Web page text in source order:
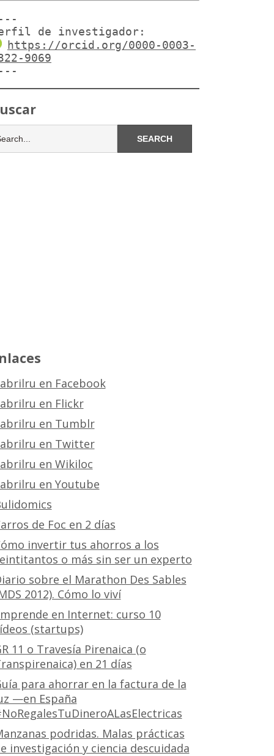
de investigador:
https://orcid.org/0000-0003-
9069
en Facebook
en Flickr
en Tumblr
en Twitter
en Wikiloc
en Youtube
de Foc en 2 días
invertir tus ahorros a los
o más sin ser un experto
sobre el Marathon Des Sables
2012). Cómo lo viví
en Internet: curso 10
(startups)
11 o Travesía Pirenaica (o
en 21 días
para ahorrar en la factura de la
—en España
podridas. Malas prácticas
investigación y ciencia descuidada